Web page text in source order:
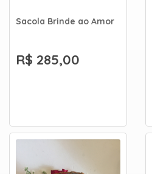
Sacola Brinde ao Amor
R$ 285,00